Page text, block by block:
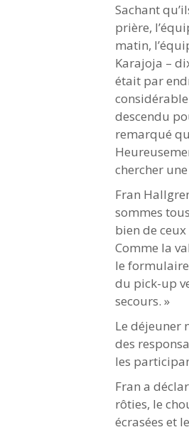
Sachant
prière,
matin,
Karajoja –
était par
descendu
remarqué
chercher
Fran
sommes
bien de
Comme la
le
du pick-up
secours. »
Le déjeuner
des
les
Fran a
rôties, le
écrasées et